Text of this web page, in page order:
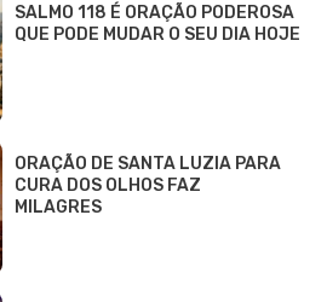
SALMO 118 É ORAÇÃO PODEROSA
QUE PODE MUDAR O SEU DIA HOJE
ORAÇÃO DE SANTA LUZIA PARA
CURA DOS OLHOS FAZ
MILAGRES